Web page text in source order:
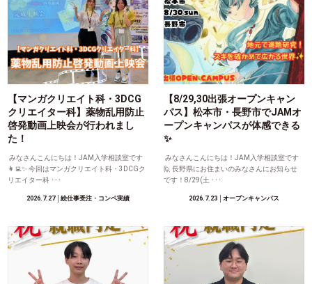
【マンガクリエイト科・3DCG
クリエイター科】薬物乱用防止
啓発動画上映会が行われまし
た！
みなさんこんにちは！JAM入学相談室です
👩‍💻✨ 今回はマンガクリエイト科・3DCGク
リエイター科 ･･･
2026.7.27│絵仕事受注・コンペ実績
【8/29,30出張オープンキャン
パス】松本市・長野市でJAMオ
ープンキャンパスが体感できる
✨
みなさんこんにちは！JAM入学相談室です
🙋 長野県にお住まいのみなさんにお知らせ
です！8/29(土 ･･･
2026.7.23 │オープンキャンパス